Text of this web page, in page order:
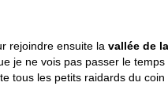
rejoindre ensuite la vallée de la
je ne vois pas passer le temps
tous les petits raidards du coin